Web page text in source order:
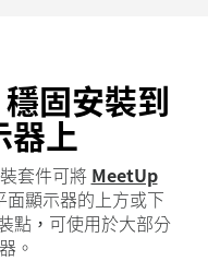
固安裝到
器上
套件可將 MeetUp
面顯示器的上方或下
點，可使用於大部分
。